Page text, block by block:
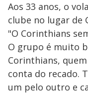
Aos 33 anos, o
clube no lugar de
"O Corinthians
O grupo é muito
Corinthians,
conta do recado.
um pelo outro e